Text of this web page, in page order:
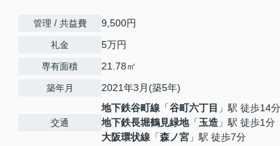
管理 / 共益費 9,500円
礼金 5万円
専有面積 21.78㎡
築年月 2021年3月(築5年)
交通
地下鉄谷町線 「谷町六丁目 」駅 徒歩14分
地下鉄長堀鶴見緑地「玉造 」駅 徒歩1分
大阪環状線 「森ノ宮 」駅 徒歩7分